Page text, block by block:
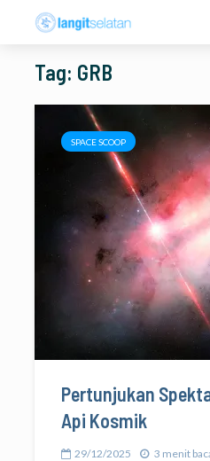
Tag: GRB
SPACE SCOOP
Pertunjukan
Api Kosmik
29/12/2025 3 menit